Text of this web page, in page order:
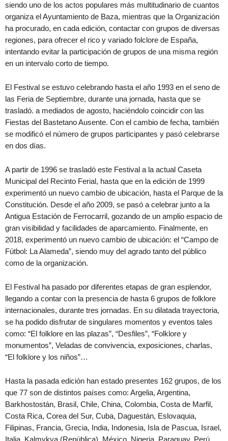
siendo uno de los actos populares más multitudinario de cuantos
organiza el Ayuntamiento de Baza, mientras que la Organización
ha procurado, en cada edición, contactar con grupos de diversas
regiones, para ofrecer el rico y variado folclore de España,
intentando evitar la participación de grupos de una misma región
en un intervalo corto de tiempo.
El Festival se estuvo celebrando hasta el año 1993 en el seno de
las Feria de Septiembre, durante una jornada, hasta que se
trasladó. a mediados de agosto, haciéndolo coincidir con las
Fiestas del Bastetano Ausente. Con el cambio de fecha, también
se modificó el número de grupos participantes y pasó celebrarse
en dos días.
A partir de 1996 se trasladó este Festival a la actual Caseta
Municipal del Recinto Ferial, hasta que en la edición de 1999
experimentó un nuevo cambio de ubicación, hasta el Parque de la
Constitución. Desde el año 2009, se pasó a celebrar junto a la
Antigua Estación de Ferrocarril, gozando de un amplio espacio de
gran visibilidad y facilidades de aparcamiento. Finalmente, en
2018, experimentó un nuevo cambio de ubicación: el “Campo de
Fútbol: La Alameda”, siendo muy del agrado tanto del público
como de la organización.
El Festival ha pasado por diferentes etapas de gran esplendor,
llegando a contar con la presencia de hasta 6 grupos de folklore
internacionales, durante tres jornadas. En su dilatada trayectoria,
se ha podido disfrutar de singulares momentos y eventos tales
como: “El folklore en las plazas”, “Desfiles”, “Folklore y
monumentos”, Veladas de convivencia, exposiciones, charlas,
“El folklore y los niños”…
Hasta la pasada edición han estado presentes 162 grupos, de los
que 77 son de distintos países como: Argelia, Argentina,
Barkhostostán, Brasil, Chile, China, Colombia, Costa de Marfil,
Costa Rica, Corea del Sur, Cuba, Daguestán, Eslovaquia,
Filipinas, Francia, Grecia, India, Indonesia, Isla de Pascua, Israel,
Italia, Kalmykya (República), México, Nigeria, Paraguay, Perú,